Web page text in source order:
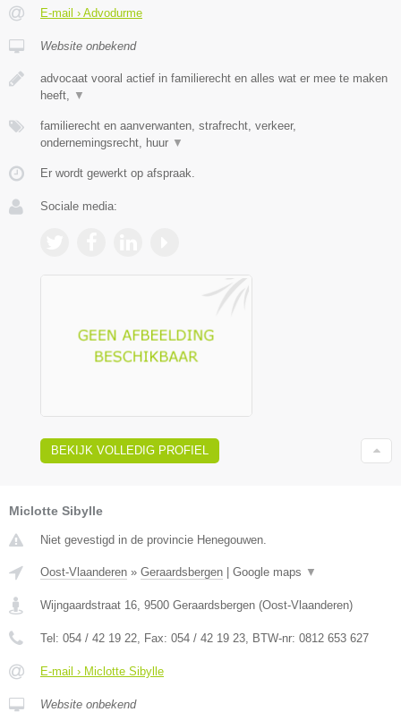
E-mail › Advodurme
Website onbekend
advocaat vooral actief in familierecht en alles wat er mee te maken
heeft,
▼
familierecht en aanverwanten, strafrecht, verkeer,
ondernemingsrecht, huur ▼
Er wordt gewerkt op afspraak.
Sociale media:
BEKIJK VOLLEDIG PROFIEL
Miclotte Sibylle
Niet gevestigd in de provincie Henegouwen.
Oost-Vlaanderen » Geraardsbergen | Google maps ▼
Wijngaardstraat 16 9500 Geraardsbergen (Oost-Vlaanderen)
Tel: 054 / 42 19 22 , Fax: 054 / 42 19 23 , BTW-nr: 0812 653 627
E-mail › Miclotte Sibylle
Website onbekend